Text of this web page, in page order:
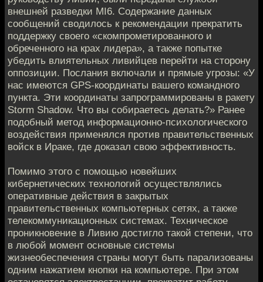
внешней разведки MI6. Содержание данных
сообщений сводилось к рекомендации прекратить
поддержку своего «скомпрометированного и
обреченного на крах лидера», а также попытке
убедить влиятельных ливийцев перейти на сторону
оппозиции. Послания включали и прямые угрозы: «У
нас имеются GPS-координаты вашего командного
пункта. Эти координаты запрограммированы в ракету
Storm Shadow. Что вы собираетесь делать?» Ранее
подобный метод информационно-психологического
воздействия применялся против правительственных
войск в Ираке, где доказал свою эффективность.
Помимо этого с помощью новейших
кибернетических технологий осуществлялись
оперативные действия в закрытых
правительственных компьютерных сетях, а также
телекоммуникационных системах. Техническое
проникновение в Ливию достигло такой степени, что
в любой момент основные системы
жизнеобеспечения страны могут быть парализованы
одним нажатием кнопки на компьютере. При этом